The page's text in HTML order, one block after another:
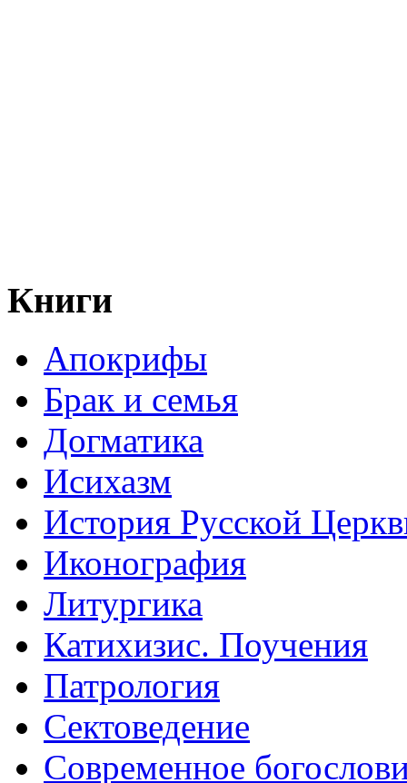
Книги
Апокрифы
Брак и семья
Догматика
Исихазм
История Русской
Иконография
Литургика
Катихизис. Поучения
Патрология
Сектоведение
Современное